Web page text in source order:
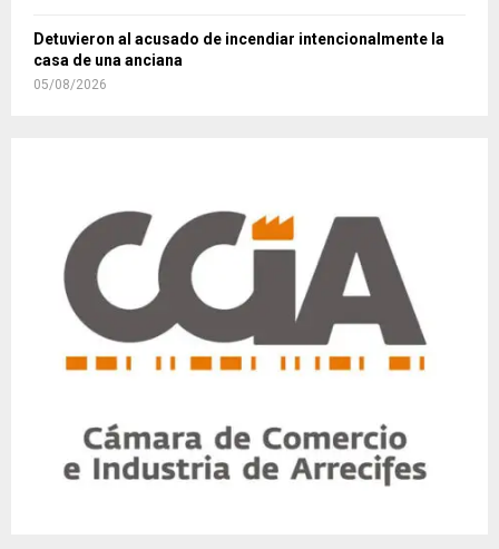
Detuvieron al acusado de incendiar intencionalmente la
casa de una anciana
05/08/2026